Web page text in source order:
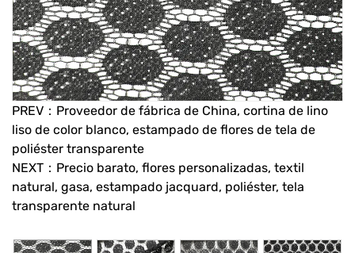
PREV：Proveedor de fábrica de China, cortina de lino
liso de color blanco, estampado de flores de tela de
poliéster transparente
NEXT：Precio barato, flores personalizadas, textil
natural, gasa, estampado jacquard, poliéster, tela
transparente natural